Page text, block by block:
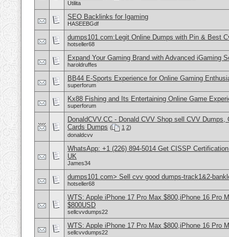
Utilita
SEO Backlinks for Igaming
HASEEBGdf
dumps101.com:Legit Online Dumps with Pin & Best
hotseller68
Expand Your Gaming Brand with Advanced iGaming
haroldruffes
BB44 E-Sports Experience for Online Gaming
superforum
Kx88 Fishing and Its Entertaining Online Game
superforum
DonaldCVV.CC - Donald CVV Shop sell CVV Dumps,
Cards Dumps ( 1 2)
donaldcvv
WhatsApp: +1 (226) 894-5014​ Get CISSP
UK
James34
dumps101.com> Sell cvv good dumps-track1&2-
hotseller68
WTS: Apple iPhone 17 Pro Max $800,iPhone 16 Pro
$800USD
sellcvvdumps22
WTS: Apple iPhone 17 Pro Max $800,iPhone 16 Pro
sellcvvdumps22